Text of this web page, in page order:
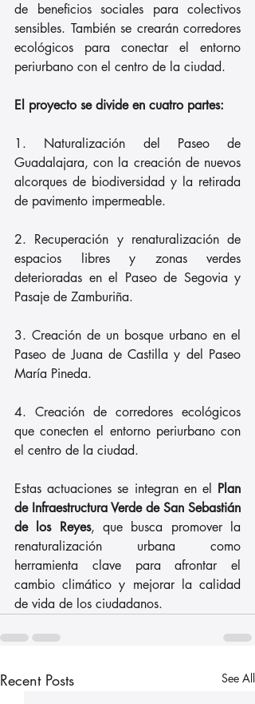
de beneficios sociales para colectivos
sensibles. También se crearán corredores
ecológicos para conectar el entorno
periurbano con el centro de la ciudad.
El proyecto se divide en cuatro partes:
1. Naturalización del Paseo de
Guadalajara, con la creación de nuevos
alcorques de biodiversidad y la retirada
de pavimento impermeable.
2. Recuperación y renaturalización de
espacios libres y zonas verdes
deterioradas en el Paseo de Segovia y
Pasaje de Zamburiña.
3. Creación de un bosque urbano en el
Paseo de Juana de Castilla y del Paseo
María Pineda.
4. Creación de corredores ecológicos
que conecten el entorno periurbano con
el centro de la ciudad.
Estas actuaciones se integran en el Plan
de Infraestructura Verde de San Sebastián
de los Reyes, que busca promover la
renaturalización urbana como
herramienta clave para afrontar el
cambio climático y mejorar la calidad
de vida de los ciudadanos.
Recent Posts See All